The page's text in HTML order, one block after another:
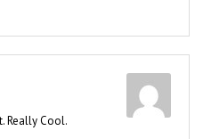
Really Cool.